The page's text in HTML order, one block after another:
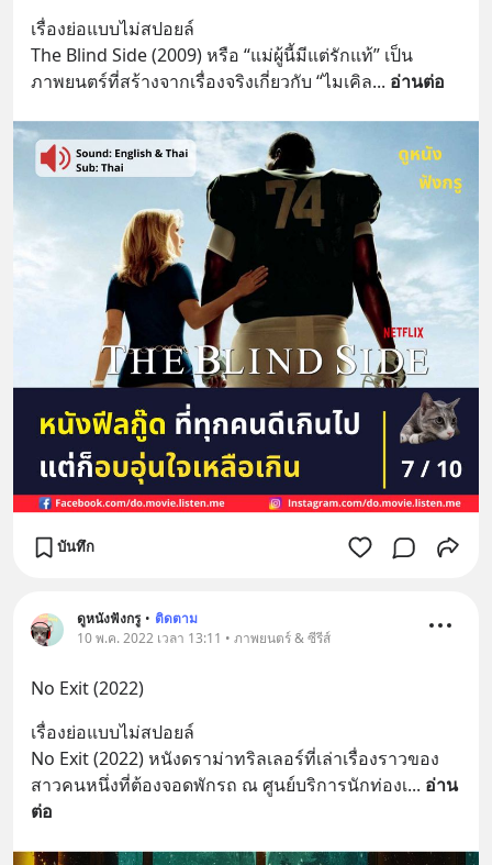
เรื่องย่อแบบไม่สปอยล์
The Blind Side (2009) หรือ “แม่ผู้นี้มีแต่รักแท้” เป็น
ภาพยนตร์ที่สร้างจากเรื่องจริงเกี่ยวกับ “ไมเคิล... อ่านต่อ
บันทึก
ดูหนังฟังกรู • ติดตาม
10 พ.ค. 2022 เวลา 13:11 • ภาพยนตร์ & ซีรีส์
No Exit (2022)
เรื่องย่อแบบไม่สปอยล์
No Exit (2022) หนังดราม่าทริลเลอร์ที่เล่าเรื่องราวของ
สาวคนหนึ่งที่ต้องจอดพักรถ ณ ศูนย์บริการนักท่องเ... อ่าน
ต่อ